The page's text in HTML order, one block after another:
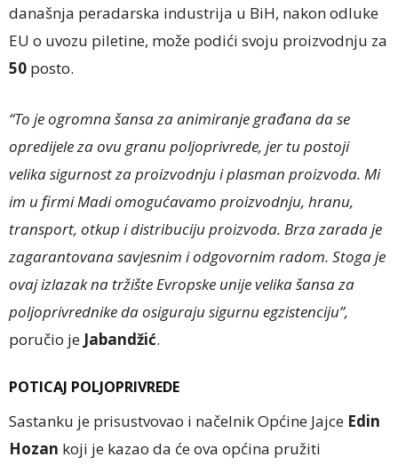
današnja peradarska industrija u BiH, nakon odluke
EU o uvozu piletine, može podići svoju proizvodnju za
50 posto.
“To je ogromna šansa za animiranje građana da se
opredijele za ovu granu poljoprivrede, jer tu postoji
velika sigurnost za proizvodnju i plasman proizvoda. Mi
im u firmi Madi omogućavamo proizvodnju, hranu,
transport, otkup i distribuciju proizvoda. Brza zarada je
zagarantovana savjesnim i odgovornim radom. Stoga je
ovaj izlazak na tržište Evropske unije velika šansa za
poljoprivrednike da osiguraju sigurnu egzistenciju”,
poručio je Jabandžić.
POTICAJ POLJOPRIVREDE
Sastanku je prisustvovao i načelnik Općine Jajce Edin
Hozan koji je kazao da će ova općina pružiti